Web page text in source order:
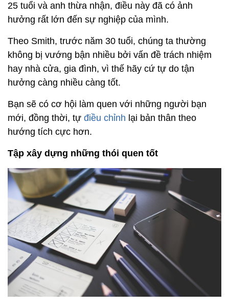
25 tuổi và anh thừa nhận, điều này đã có ảnh
hưởng rất lớn đến sự nghiệp của mình.
Theo Smith, trước năm 30 tuổi, chúng ta thường
không bị vướng bận nhiều bởi vấn đề trách nhiệm
hay nhà cửa, gia đình, vì thế hãy cứ tự do tận
hưởng càng nhiều càng tốt.
Bạn sẽ có cơ hội làm quen với những người bạn
mới, đồng thời, tự điều chỉnh lại bản thân theo
hướng tích cực hơn.
Tập xây dựng những thói quen tốt